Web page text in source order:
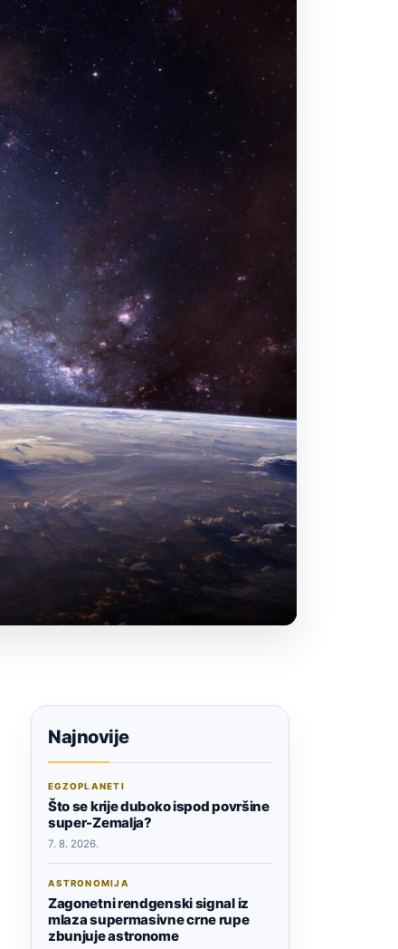
Najnovije
EGZOPLANETI
Što se krije duboko ispod površine
super-Zemalja?
7. 8. 2026.
ASTRONOMIJA
Zagonetni rendgenski signal iz
mlaza supermasivne crne rupe
zbunjuje astronome